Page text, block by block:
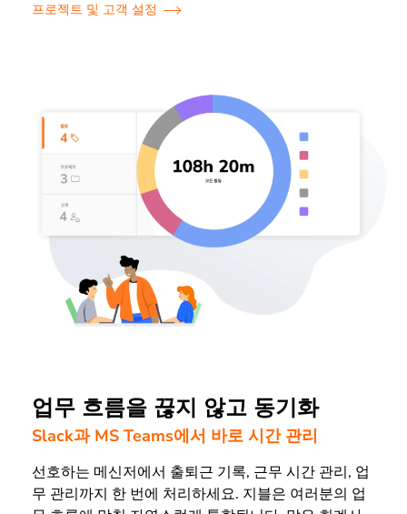
프로젝트 및 고객 설정
업무 흐름을 끊지 않고 동기화
Slack과 MS Teams에서 바로 시간 관리
선호하는 메신저에서 출퇴근 기록, 근무 시간 관리, 업
무 관리까지 한 번에 처리하세요. 지블은 여러분의 업